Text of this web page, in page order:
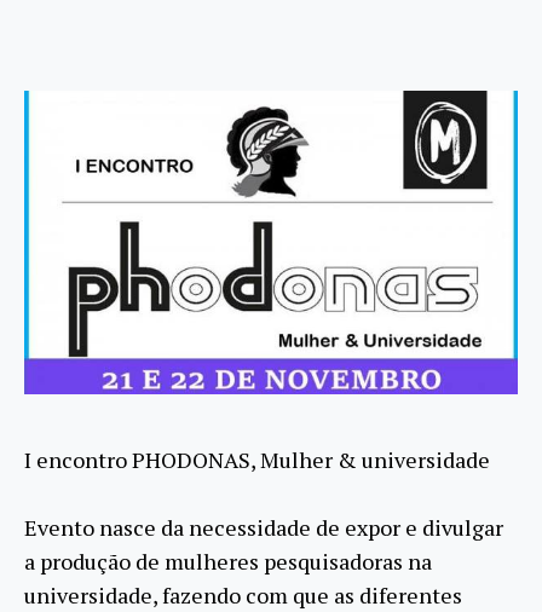
I encontro PHODONAS, Mulher & universidade
Evento nasce da necessidade de expor e divulgar
a produção de mulheres pesquisadoras na
universidade, fazendo com que as diferentes